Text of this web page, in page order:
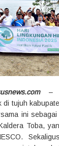
–
di tujuh
ini
Toba,